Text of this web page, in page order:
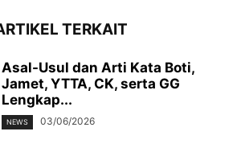
TERKAIT
Asal-Usul dan Arti Kata Boti,
Jamet, YTTA, CK, serta GG
Lengkap...
NEWS 03/06/2026